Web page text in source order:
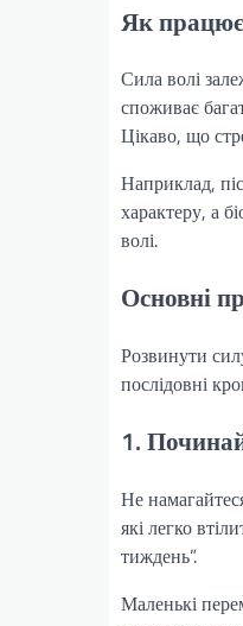
Як працює
Сила волі
споживає
Цікаво, що
Наприклад,
характеру, а
волі.
Основні
Розвинути
послідовні
1.
Не
які легко
тиждень”.
Маленькі